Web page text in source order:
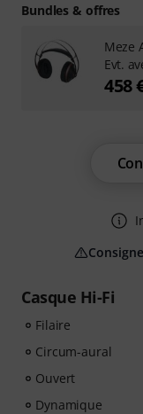
Casque Hi-Fi
Filaire
Circum-aural
Ouvert
Dynamique
Bundles & offres
Meze
Evt.
458